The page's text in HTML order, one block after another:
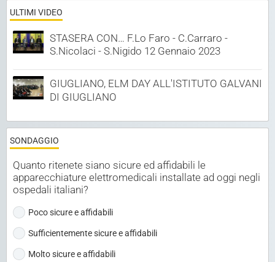
ULTIMI VIDEO
STASERA CON… F.Lo Faro - C.Carraro -
S.Nicolaci - S.Nigido 12 Gennaio 2023
GIUGLIANO, ELM DAY ALL'ISTITUTO GALVANI
DI GIUGLIANO
SONDAGGIO
Quanto ritenete siano sicure ed affidabili le
apparecchiature elettromedicali installate ad oggi negli
ospedali italiani?
Poco sicure e affidabili
Sufficientemente sicure e affidabili
Molto sicure e affidabili